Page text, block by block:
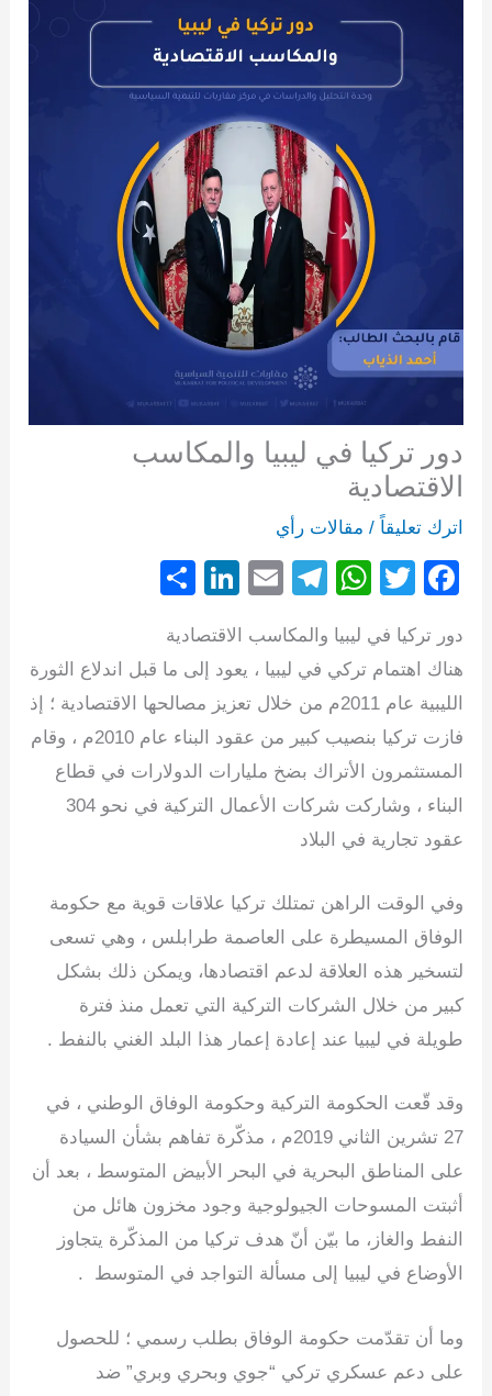
دور تركيا في ليبيا والمكاسب
الاقتصادية
اترك تعليقاً / مقالات رأي
F
c
e
b
o
o
k
T
tt
er
W
at
s
A
p
p
T
e
gr
a
m
E
ail
Li
k
e
dI
n
e
دور تركيا في ليبيا والمكاسب الاقتصادية
هناك اهتمام تركي في ليبيا ، يعود إلى ما قبل اندلاع الثورة
الليبية عام 2011م من خلال تعزيز مصالحها الاقتصادية ؛ إذ
فازت تركيا بنصيب كبير من عقود البناء عام 2010م ، وقام
المستثمرون الأتراك بضخ مليارات الدولارات في قطاع
البناء ، وشاركت شركات الأعمال التركية في نحو 304
عقود تجارية في البلاد
وفي الوقت الراهن تمتلك تركيا علاقات قوية مع حكومة
الوفاق المسيطرة على العاصمة طرابلس ، وهي تسعى
لتسخير هذه العلاقة لدعم اقتصادها، ويمكن ذلك بشكل
كبير من خلال الشركات التركية التي تعمل منذ فترة
طويلة في ليبيا عند إعادة إعمار هذا البلد الغني بالنفط .
وقد قّعت الحكومة التركية وحكومة الوفاق الوطني ، في
27 تشرين الثاني 2019م ، مذكّرة تفاهم بشأن السيادة
على المناطق البحرية في البحر الأبيض المتوسط ، بعد أن
أثبتت المسوحات الجيولوجية وجود مخزون هائل من
النفط والغاز، ما بيّن أنّ هدف تركيا من المذكّرة يتجاوز
الأوضاع في ليبيا إلى مسألة التواجد في المتوسط .
وما أن تقدّمت حكومة الوفاق بطلب رسمي ؛ للحصول
على دعم عسكري تركي “جوي وبحري وبري” ضد